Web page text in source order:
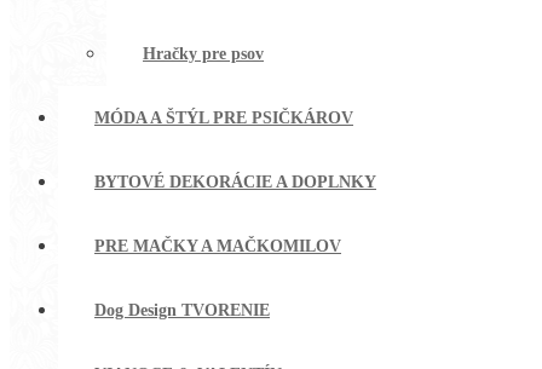
Hračky pre psov
MÓDA A ŠTÝL PRE PSIČKÁROV
BYTOVÉ DEKORÁCIE A DOPLNKY
PRE MAČKY A MAČKOMILOV
Dog Design TVORENIE